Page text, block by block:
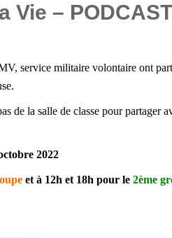
Vie – PODCAST
service militaire volontaire ont
de la salle de classe pour partager
2022
et à 12h et 18h pour le 2ème